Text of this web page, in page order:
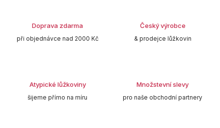
Doprava zdarma
při objednávce nad 2000 Kč
Český výrobce
& prodejce lůžkovin
Atypické lůžkoviny
šijeme přímo na míru
Množstevní slevy
pro naše obchodní partnery